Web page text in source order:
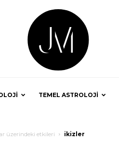
TEMEL ASTROLOJİ
üzerindeki etkileri ikizler